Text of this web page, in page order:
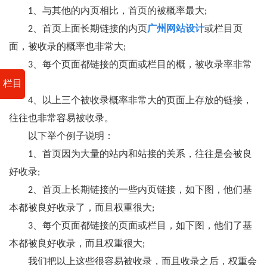
栏目
1、与其他的内页相比，首页的被概率最大;
2、首页上面长期链接的内页 广州网站设计或栏目页
面，被收录的概率也非常大;
3、每个页面都链接的页面或栏目的概，被收录率非常
大;
4、以上三个被收录概率非常大的页面上存放的链接，
往往也非常容易被收录。
以下举个例子说明：
1、首页因为大量的站内和站接的关系，往往是会被良
好收录;
2、首页上长期链接的一些内页链接，如下图，他们基
本都被良好收录了，而且权重很大;
3、每个页面都链接的页面或栏目，如下图，他们了基
本都被良好收录，而且权重很大;
我们把以上这些很容易被收录，而且收录之后，权重会